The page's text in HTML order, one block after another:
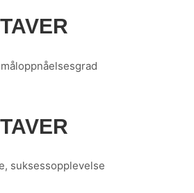
suksessopplevelse